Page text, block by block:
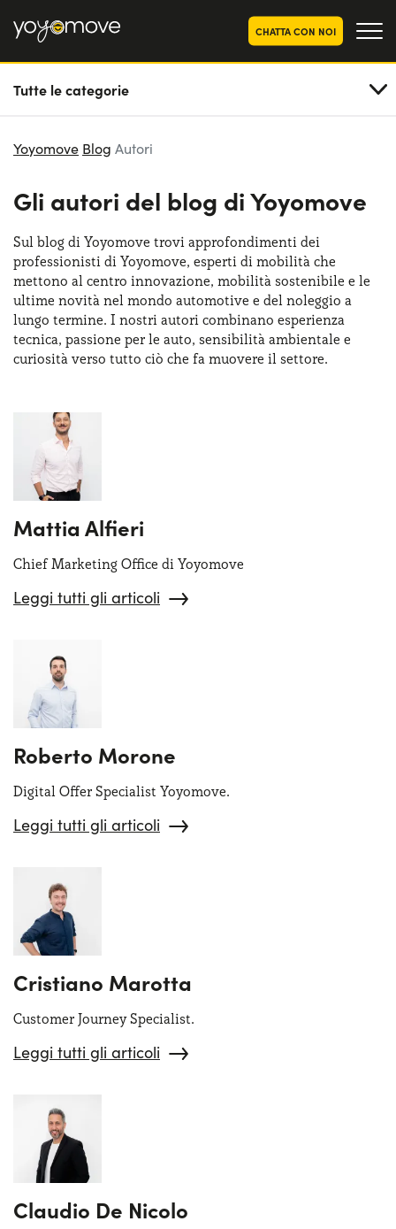
CHATTA CON NOI
OFFERTE NOLEGGIO
OFFERTE NOLEGGIO
AUTO USATE
CHI SIAMO
La nostra storia
Lavora con noi
COME FUNZIONA
PERCHÉ CONVIENE
SCEGLI UN PAESE
Serve assistenza?
Tutte le categorie
Yoyomove Blog Autori
Gli autori del blog di Yoyomove
Sul blog di Yoyomove trovi approfondimenti dei
professionisti di Yoyomove, esperti di mobilità che
mettono al centro innovazione, mobilità sostenibile e le
ultime novità nel mondo automotive e del noleggio a
lungo termine. I nostri autori combinano esperienza
tecnica, passione per le auto, sensibilità ambientale e
curiosità verso tutto ciò che fa muovere il settore.
Mattia Alfieri
Chief Marketing Office di Yoyomove
Leggi tutti gli articoli
Roberto Morone
Digital Offer Specialist Yoyomove.
Leggi tutti gli articoli
Cristiano Marotta
Customer Journey Specialist.
Leggi tutti gli articoli
Claudio De Nicolo